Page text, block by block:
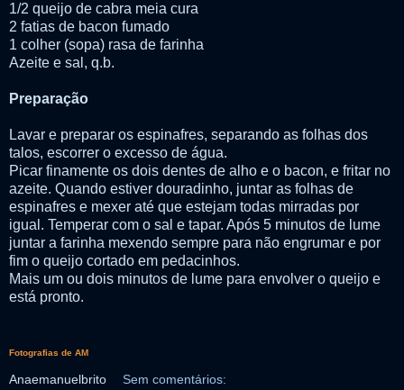
1/2 queijo de cabra meia cura
2 fatias de bacon fumado
1 colher (sopa) rasa de farinha
Azeite e sal, q.b.
Preparação
Lavar e preparar os espinafres, separando as folhas dos
talos, escorrer o excesso de água.
Picar finamente os dois dentes de alho e o bacon, e fritar no
azeite. Quando estiver douradinho, juntar as folhas de
espinafres e mexer até que estejam todas mirradas por
igual. Temperar com o sal e tapar. Após 5 minutos de lume
juntar a farinha mexendo sempre para não engrumar e por
fim o queijo cortado em pedacinhos.
Mais um ou dois minutos de lume para envolver o queijo e
está pronto.
Fotografias de AM
Anaemanuelbrito Sem comentários: